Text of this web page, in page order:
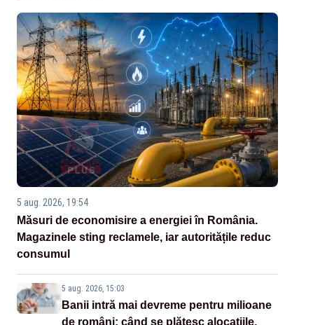
5 aug. 2026, 19:54
Măsuri de economisire a energiei în România.
Magazinele sting reclamele, iar autoritățile reduc
consumul
5 aug. 2026, 15:03
Banii intră mai devreme pentru milioane
de români: când se plătesc alocațiile,